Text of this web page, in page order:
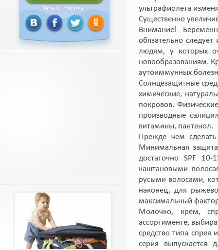
Забыли пароль?
ультрафиолета
Существенно
Внимание!
обязательно следует
людям, у которых
новообразованиям.
аутоиммунных
Солнцезащитные
химические,
покровов.
производные
витамины, пантенол.
Прежде чем
Минимальная
достаточно SPF
каштановыми
русыми волосами,
наконец, для
максимальный
Молочко, крем,
ассортименте,
средство типа спрея
серия выпускается